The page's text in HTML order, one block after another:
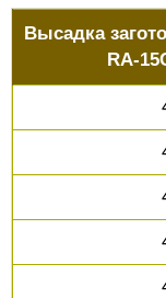
Высадка
RA-